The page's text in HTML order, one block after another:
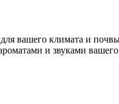
вашего климата и
и звуками